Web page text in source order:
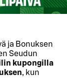
ja Bonuksen
Seudun
kupongilla
, kun